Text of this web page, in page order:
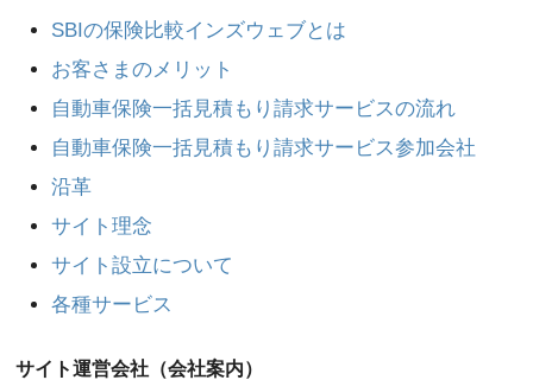
SBIの保険比較インズウェブとは
お客さまのメリット
自動車保険一括見積もり請求サービスの流れ
自動車保険一括見積もり請求サービス参加会社
沿革
サイト理念
サイト設立について
各種サービス
サイト運営会社（会社案内）